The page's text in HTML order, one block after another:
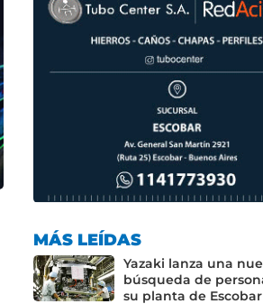
MÁS LEÍDAS
Yazaki lanza una
búsqueda de
su planta de Escobar